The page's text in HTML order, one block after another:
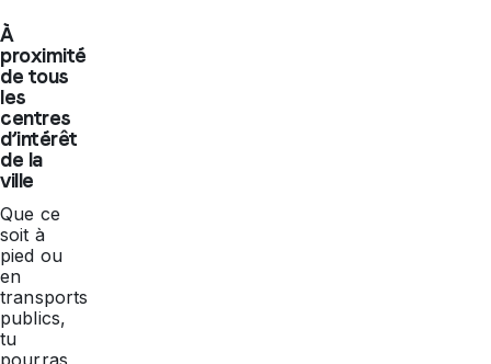
À
proximité
de tous
les
centres
d’intérêt
de la
ville
Que ce
soit à
pied ou
en
transports
publics,
tu
pourras